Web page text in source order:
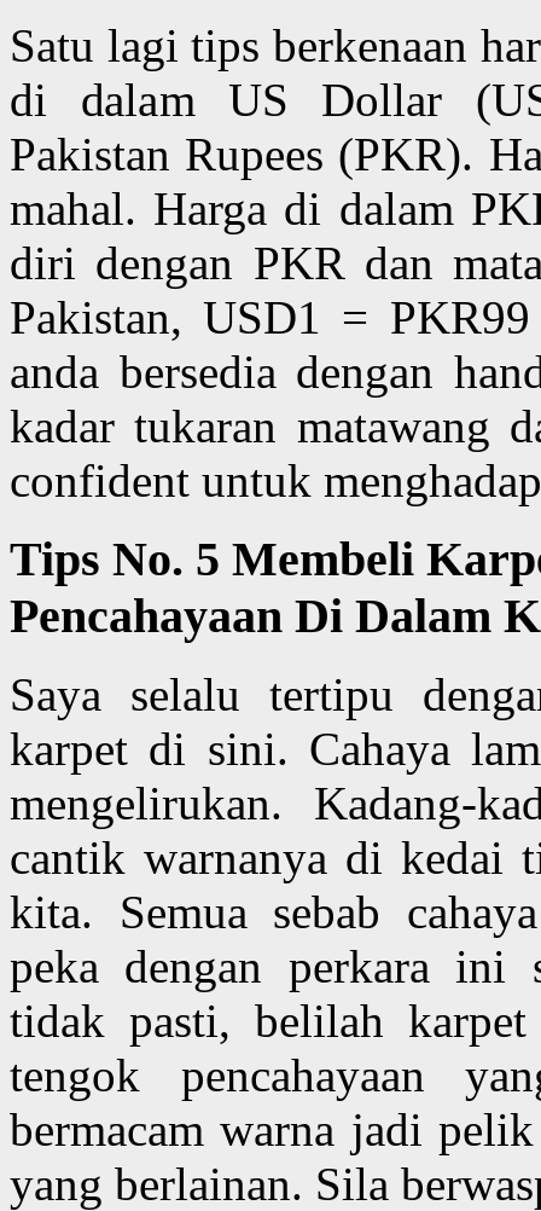
Satu lagi tips berkenaan
di dalam US Dollar
Pakistan Rupees (PKR).
mahal. Harga di dalam
diri dengan PKR dan
Pakistan, USD1 =
anda bersedia dengan
kadar tukaran matawang
confident untuk
Tips No. 5 Membeli
Pencahayaan Di Dalam
Saya selalu tertipu
karpet di sini. Cahaya
mengelirukan. Kadang-
cantik warnanya di kedai
kita. Semua sebab
peka dengan perkara ini
tidak pasti, belilah
tengok pencahayaan
bermacam warna jadi
yang berlainan. Sila